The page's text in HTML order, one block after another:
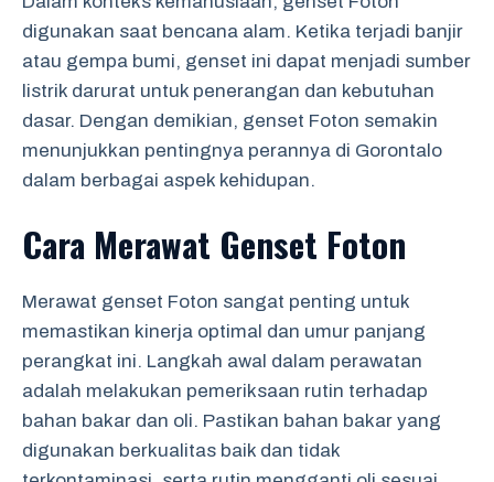
digunakan saat bencana alam. Ketika terjadi banjir
atau gempa bumi, genset ini dapat menjadi sumber
listrik darurat untuk penerangan dan kebutuhan
dasar. Dengan demikian, genset Foton semakin
menunjukkan pentingnya perannya di Gorontalo
dalam berbagai aspek kehidupan.
Cara Merawat Genset Foton
Merawat genset Foton sangat penting untuk
memastikan kinerja optimal dan umur panjang
perangkat ini. Langkah awal dalam perawatan
adalah melakukan pemeriksaan rutin terhadap
bahan bakar dan oli. Pastikan bahan bakar yang
digunakan berkualitas baik dan tidak